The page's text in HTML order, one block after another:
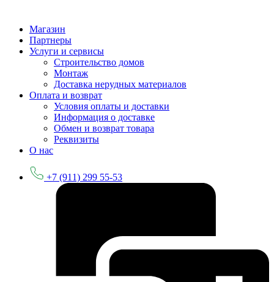
Магазин
Партнеры
Услуги и сервисы
Строительство домов
Монтаж
Доставка нерудных материалов
Оплата и возврат
Условия оплаты и доставки
Информация о доставке
Обмен и возврат товара
Реквизиты
О нас
+7 (911) 299 55-53